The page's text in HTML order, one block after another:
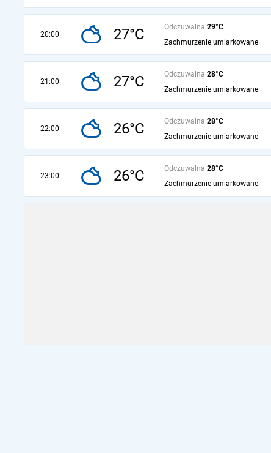
20:00 27°C Odczuwalna 29°C
Zachmurzenie umiarkowane
21:00 27°C Odczuwalna 28°C
Zachmurzenie umiarkowane
22:00 26°C Odczuwalna 28°C
Zachmurzenie umiarkowane
23:00 26°C Odczuwalna 28°C
Zachmurzenie umiarkowane